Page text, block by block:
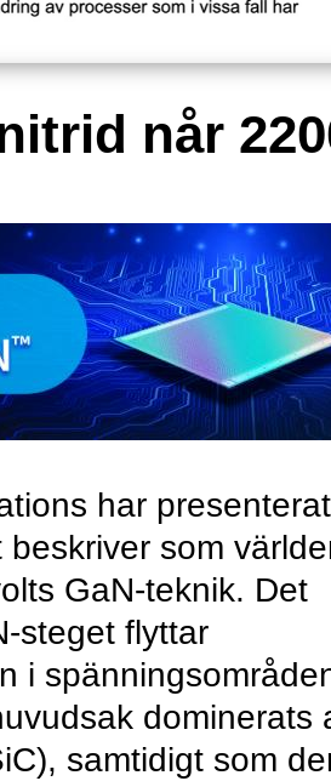
når
har presenterat
som
GaN-teknik. Det
steget flyttar
i
dominerats
samtidigt som